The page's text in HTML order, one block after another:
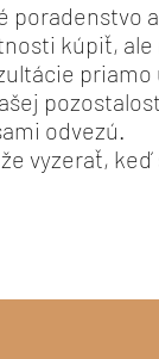
poradenstvo
kúpiť, ale
priamo
odvezú.
vyzerať, keď